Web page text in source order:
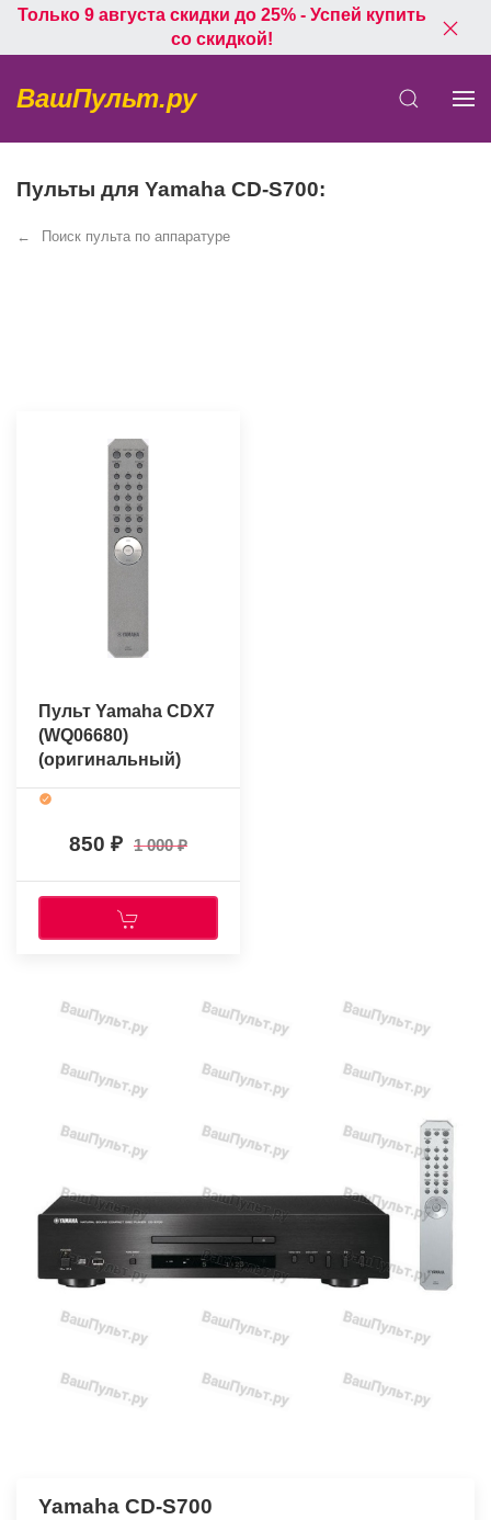
Только 9 августа скидки до 25% - Успей купить
со скидкой!
ВашПульт.ру
Пульты для Yamaha CD-S700:
Поиск пульта по аппаратуре
Пульт Yamaha CDX7
(WQ06680)
(оригинальный)
850 1 000
Yamaha CD-S700